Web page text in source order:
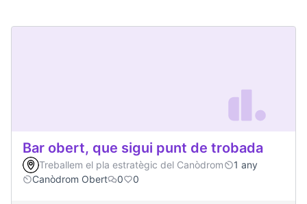
Bar obert, que sigui punt de trobada
Treballem el pla estratègic del Canòdrom
1 any
Canòdrom Obert
0 0